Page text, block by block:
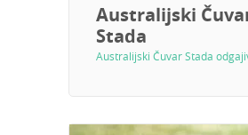
Australijski
Stada
Australijski Čuvar Stada